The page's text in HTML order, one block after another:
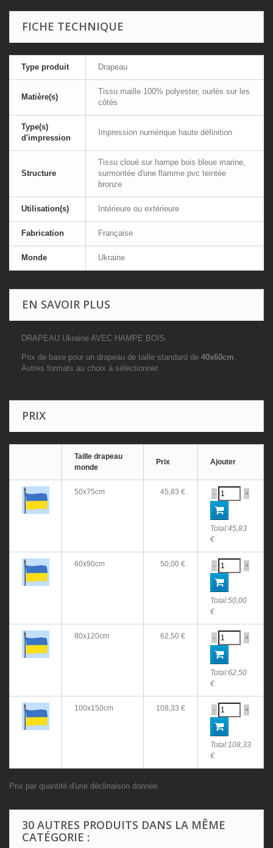
FICHE TECHNIQUE
Type produit Drapeau
Matière(s)
Tissu maille 100% polyester, ourlés sur les
côtés
Type(s)
d'impression
Impression numérique haute définition
Structure
Tissu cloué sur hampe bois bleue marine,
surmontée d'une flamme pvc teintée
bronze
Utilisation(s) Intérieure ou extérieure
Fabrication Française
Monde Ukraine
EN SAVOIR PLUS
DRAPEAU Ukraine AVEC HAMPE BOIS.
Prix de base pour un drapeau de taille standard de 40x60cm.
Autres formats au choix à sélectionner.
PRIX
Taille drapeau
monde
Prix Ajouter
50x75cm 45,83 € - +
Total:45,83
€
60x90cm 50,00 € - +
Total:50,00
€
80x120cm 62,50 € - +
Total:62,50
€
100x150cm 108,33 € - +
Total:108,33
€
Prix par quantité d'une déclinaison donnée
30 AUTRES PRODUITS DANS LA MÊME
CATÉGORIE :